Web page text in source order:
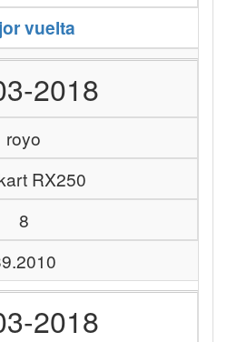
vuelta
2018
royo
RX250
8
2018